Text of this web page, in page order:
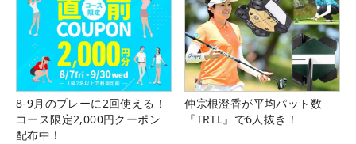
8-9月のプレーに2回使える！
コース限定2,000円クーポン
配布中！
仲宗根澄香が平均パット数
『TRTL』で6人抜き！